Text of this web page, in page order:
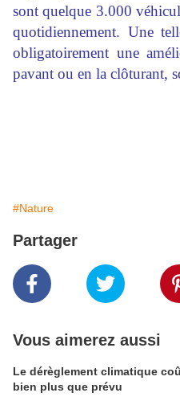
sont quelque 3.000
quotidiennement. Une
obligatoirement une
pavant ou en la clôturant,
#Nature
Partager
Vous aimerez aussi
Le dérèglement climatique
bien plus que prévu